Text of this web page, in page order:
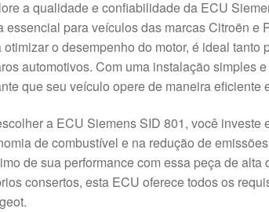
a qualidade e confiabilidade da ECU
essencial para veículos das marcas Citroën e
otimizar o desempenho do motor, é ideal
automotivos. Com uma instalação simples
que seu veículo opere de maneira eficiente
a ECU Siemens SID 801, você
de combustível e na redução de
de sua performance com essa peça de
consertos, esta ECU oferece todos os